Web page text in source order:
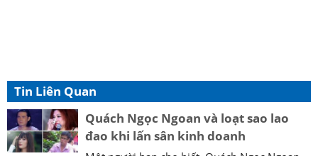
Tin Liên Quan
Quách Ngọc Ngoan và loạt sao lao
đao khi lấn sân kinh doanh